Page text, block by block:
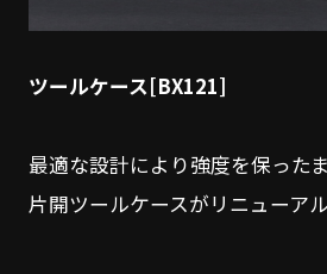
ツールケース[BX121]
最適な設計により強度を保った
片開ツールケースがリニューアル